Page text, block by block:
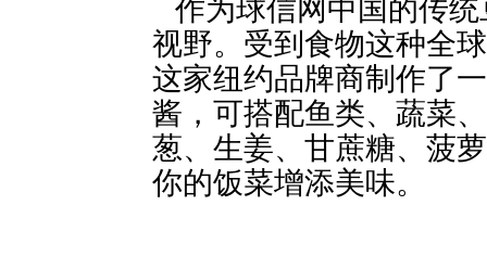
作为球信网中国的传
视野。受到食物这种全
这家纽约品牌商制作了
酱，可搭配鱼类、蔬菜
葱、生姜、甘蔗糖、菠萝汁
你的饭菜增添美味。